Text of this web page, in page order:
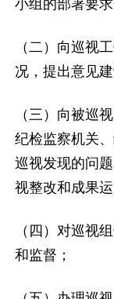
小组的部署要求
（二）向巡视
况，提出意见建
（三）向被巡
纪检监察机关
巡视发现的问
视整改和成果运
（四）对巡视
和监督；